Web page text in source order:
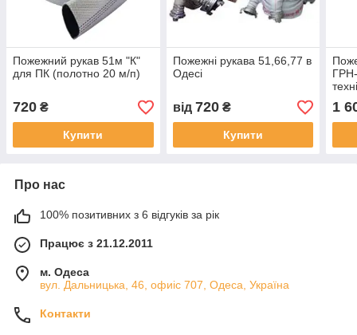
Пожежний рукав 51м "К"
для ПК (полотно 20 м/п)
720 ₴
Купити
Пожежні рукава 51,66,77 в
Одесі
від 720₴
Купити
1
Про нас
100% позитивних з 6 відгуків за рік
Працює з 21.12.2011
м. Одеса
вул. Дальницька, 46, офиіс 707, Одеса, Україна
Контакти